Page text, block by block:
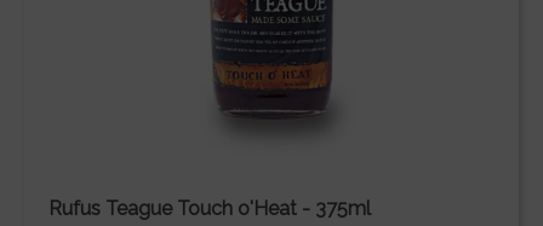
Rufus Teague Touch o'Heat - 375ml